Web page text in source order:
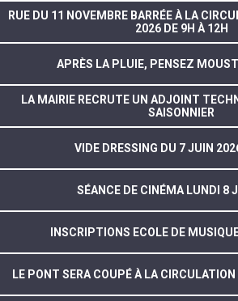
RUE DU 11 NOVEMBRE BARRÉE À LA
2026 DE 9H À 12H
APRÈS LA PLUIE, PENSEZ
LA MAIRIE RECRUTE UN ADJOINT
SAISONNIER
VIDE DRESSING DU 7 JUIN
SÉANCE DE CINÉMA LUNDI 8
INSCRIPTIONS ECOLE DE
LE PONT SERA COUPÉ À LA